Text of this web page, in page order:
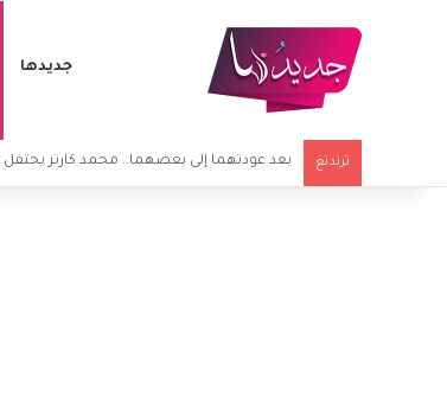
جديدها
ترندنغ محمد هنيدي برسالة مؤثرة بعد وفاة شقيقه